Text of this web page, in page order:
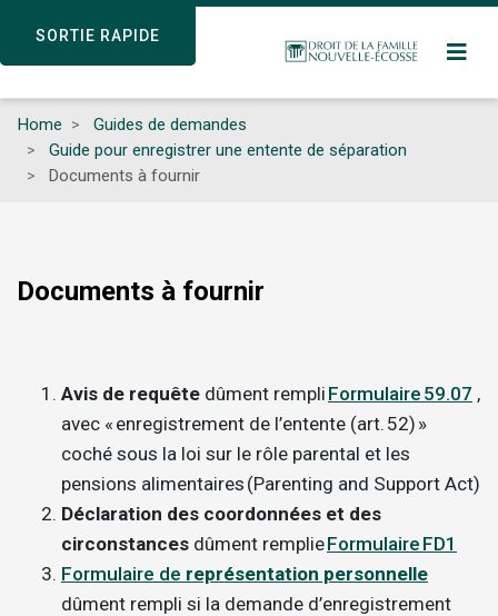
SORTIE RAPIDE
content
SORTIE RAPIDE
Home
Guides de demandes
Guide pour enregistrer une entente de séparation
Documents à fournir
Documents à fournir
Avis de requête dûment rempli Formulaire 59.07 ,
avec « enregistrement de l’entente (art. 52) »
coché sous la loi sur le rôle parental et les
pensions alimentaires (Parenting and Support Act)
Déclaration des coordonnées et des
circonstances dûment remplieFormulaire FD1
Formulaire de représentation personnelle
dûment rempli si la demande d’enregistrement